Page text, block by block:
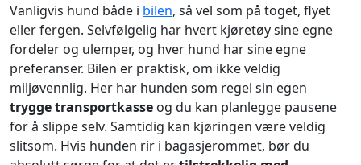
Vanligvis hund både i bilen, så vel som på toget, flyet
eller fergen. Selvfølgelig har hvert kjøretøy sine egne
fordeler og ulemper, og hver hund har sine egne
preferanser. Bilen er praktisk, om ikke veldig
miljøvennlig. Her har hunden som regel sin egen
trygge transportkasse og du kan planlegge pausene
for å slippe selv. Samtidig kan kjøringen være veldig
slitsom. Hvis hunden rir i bagasjerommet, bør du